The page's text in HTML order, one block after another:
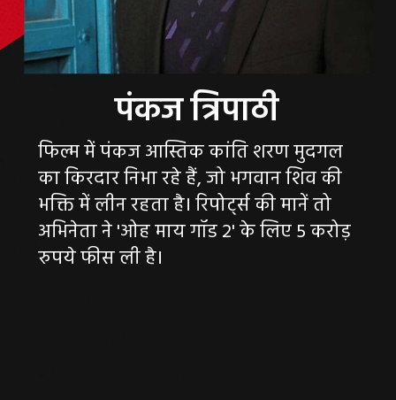
पंकज त्रिपाठी
फिल्म में पंकज आस्तिक कांति शरण मुदगल
का किरदार निभा रहे हैं, जो भगवान शिव की
भक्ति में लीन रहता है। रिपोर्ट्स की मानें तो
अभिनेता ने 'ओह माय गॉड 2' के लिए 5 करोड़